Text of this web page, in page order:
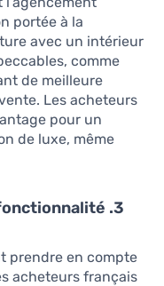
portée à la
avec un intérieur
comme
de meilleure
Les acheteurs
pour un
de luxe, même
3. L’harmonie entre design et fonctionnalité
prendre en compte
acheteurs français